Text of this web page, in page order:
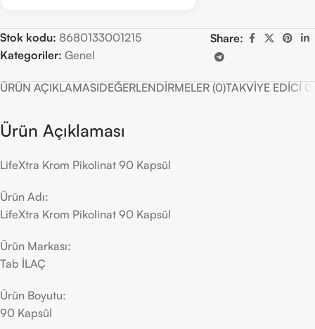
Stok kodu: 8680133001215
Kategoriler: Genel
Share:
ÜRÜN AÇIKLAMASIDEĞERLENDIRMELER (0)TAKVIYE EDICI
Ürün Açıklaması
LifeXtra Krom Pikolinat 90 Kapsül
Ürün Adı:
LifeXtra Krom Pikolinat 90 Kapsül
Ürün Markası:
Tab İLAÇ
Ürün Boyutu:
90 Kapsül